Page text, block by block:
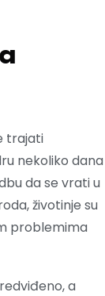
trajati
nekoliko dana
da se vrati u
životinje su
problemima
a